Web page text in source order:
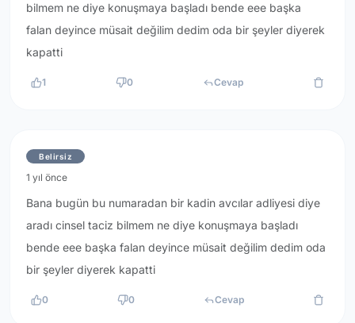
bilmem ne diye konuşmaya başladı bende eee başka
falan deyince müsait değilim dedim oda bir şeyler diyerek
kapatti
1 0 Cevap
Belirsiz
1 yıl önce
Bana bugün bu numaradan bir kadin avcılar adliyesi diye
aradı cinsel taciz bilmem ne diye konuşmaya başladı
bende eee başka falan deyince müsait değilim dedim oda
bir şeyler diyerek kapatti
0 0 Cevap